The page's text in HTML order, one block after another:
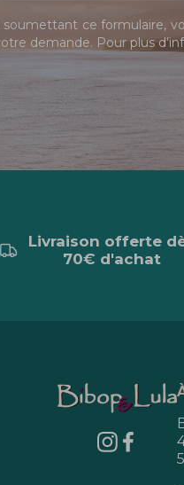
soumettant ce formulaire,
demande. Pour plus
Livraison offerte
70€ d'achat